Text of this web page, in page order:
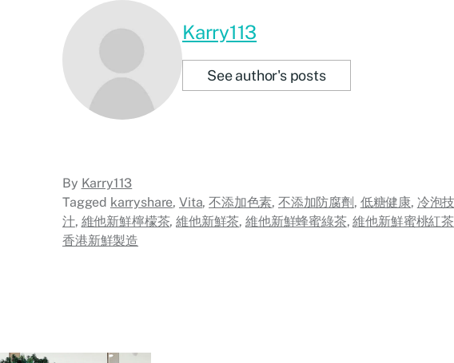
Karry113
See author's posts
By Karry113
Tagged karryshare, Vita,不添加色素, 不添加防腐劑, 低糖健康, 冷泡
汁, 維他新鮮檸檬茶,維他新鮮茶, 維他新鮮蜂蜜綠茶,維他新鮮蜜桃紅茶
香港新鮮製造